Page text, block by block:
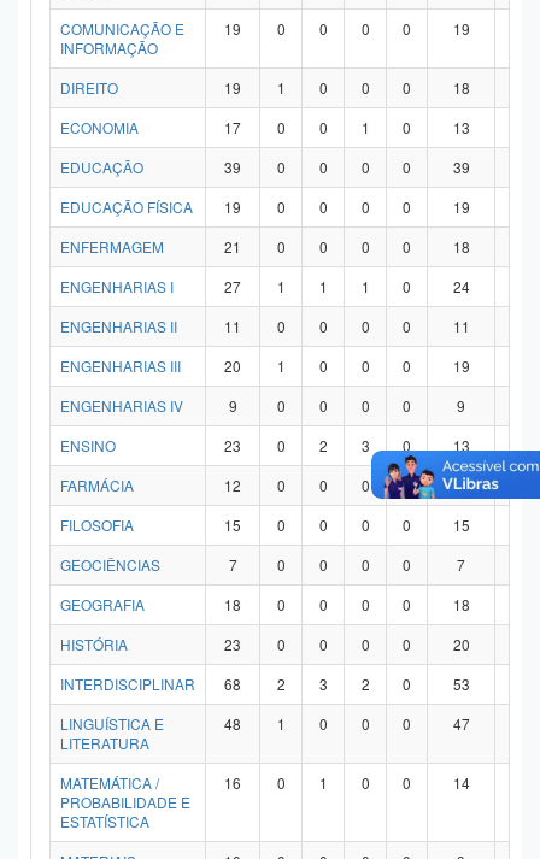
COMUNICAÇÃO E
INFORMAÇÃO
19 0 0 0 0 19
DIREITO 19 1 0 0 0 18
ECONOMIA
17 0 0 1 0 13
EDUCAÇÃO
39 0 0 0 0 39
EDUCAÇÃO FÍSICA
19 0 0 0 0 19
ENFERMAGEM
21 0 0 0 0 18
ENGENHARIAS I
27 1 1 1 0 24
ENGENHARIAS II
11 0 0 0 0 11
ENGENHARIAS III
20 1 0 0 0 19
ENGENHARIAS IV
9 0 0 0 0 9
ENSINO
23 0 2 3 0 13
FARMÁCIA
12 0 0 0 0 12
FILOSOFIA
15 0 0 0 0 15
GEOCIÊNCIAS
7 0 0 0 0 7
GEOGRAFIA
18 0 0 0 0 18
HISTÓRIA
23 0 0 0 0 20
INTERDISCIPLINAR
68 2 3 2 0 53
LINGUÍSTICA E
LITERATURA
48 1 0 0 0 47
MATEMÁTICA /
PROBABILIDADE E
ESTATÍSTICA
16 0 1 0 0 14